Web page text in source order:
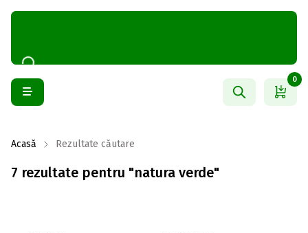
0
Acasă Rezultate căutare
7 rezultate pentru "natura verde"